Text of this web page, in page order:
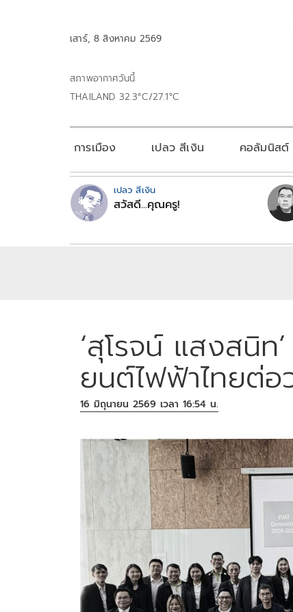
เสาร์, 8 สิงหาคม 2569
สภาพอากาศวันนี้
THAILAND 32.3°C/27.1°C
การเมือง เปลว สีเงิน คอลัมนิสต์
เปลว สีเงิน
สวัสดี...คุณครู!
‘สุโรจน์ แสงสนิ
ยนต์ไฟฟ้าไทยต่อ
16 มิถุนายน 2569 เวลา 16:54 น.